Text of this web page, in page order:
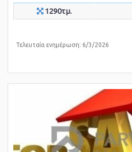
1290τμ.
Τελευταία ενημέρωση: 6/3/2026